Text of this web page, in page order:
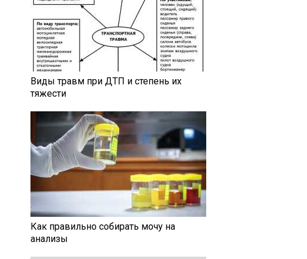
Виды травм при ДТП и степень их
тяжести
Как правильно собирать мочу на
анализы